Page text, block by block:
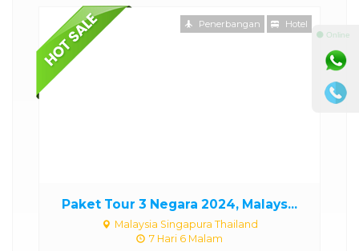
Paket Tour 3 Negara 2024, Malays...
Malaysia Singapura Thailand
7 Hari 6 Malam
Penerbangan Hotel
⚫ Online